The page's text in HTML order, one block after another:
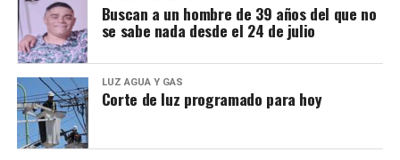
Buscan a un hombre de 39 años del que no
se sabe nada desde el 24 de julio
LUZ AGUA Y GAS
Corte de luz programado para hoy